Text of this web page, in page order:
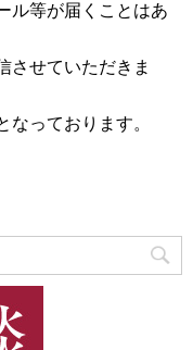
ル等が届くことはあ
させていただきま
っております。